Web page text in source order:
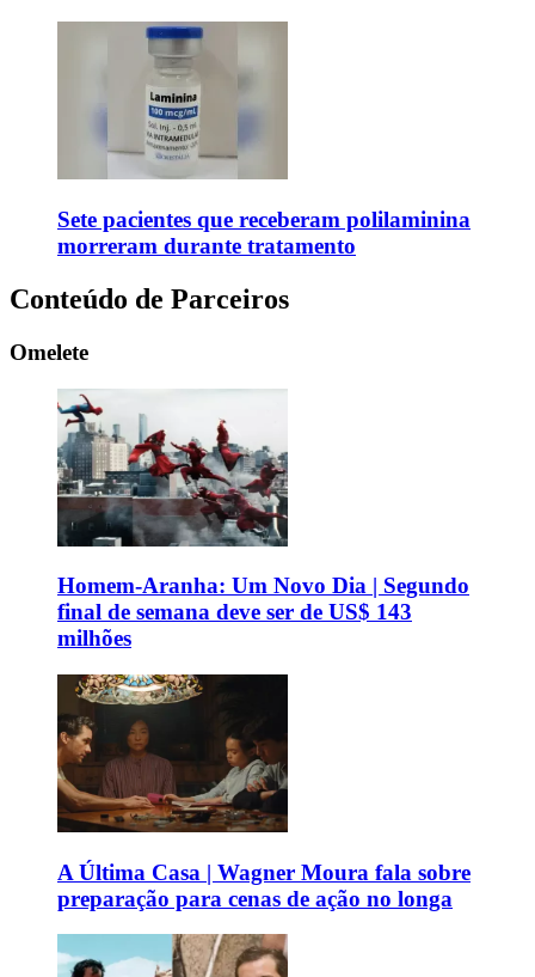
Sete pacientes que receberam polilaminina
morreram durante tratamento
Conteúdo de Parceiros
Omelete
Homem-Aranha: Um Novo Dia | Segundo
final de semana deve ser de US$ 143
milhões
A Última Casa | Wagner Moura fala sobre
preparação para cenas de ação no longa